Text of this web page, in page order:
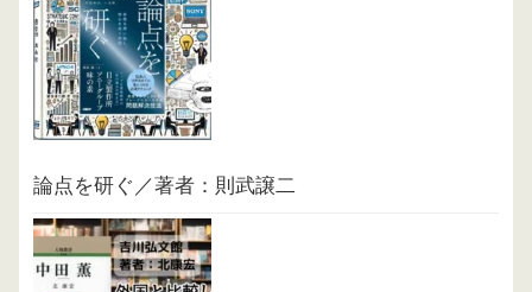
論点を研ぐ／著者：則武譲二